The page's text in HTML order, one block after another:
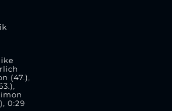
(47.),
0:29